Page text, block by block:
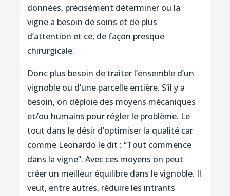
données, précisément déterminer ou la
vigne a besoin de soins et de plus
d’attention et ce, de façon presque
chirurgicale.
Donc plus besoin de traiter l’ensemble d’un
vignoble ou d’une parcelle entière. S’il y a
besoin, on déploie des moyens mécaniques
et/ou humains pour régler le problème. Le
tout dans le désir d’optimiser la qualité car
comme Leonardo le dit : ‘’Tout commence
dans la vigne’’. Avec ces moyens on peut
créer un meilleur équilibre dans le vignoble. Il
veut, entre autres, réduire les intrants